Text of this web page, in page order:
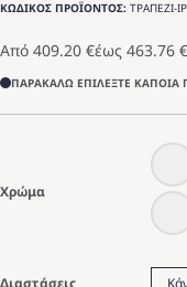
ΚΩΔΙΚΟΣ ΠΡΟΪΟΝΤΟΣ: ΤΡΑΠΕΖΙ-
Από 409.20 €έως 463.76 €
ΠΑΡΑΚΑΛΩ ΕΠΙΛΕΞΤΕ ΚΑΠΟΙΑ
Χρώμα